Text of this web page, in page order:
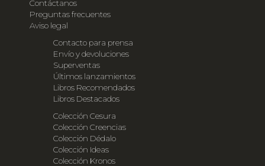
Contáctanos
Preguntas frecuentes
Aviso legal
Contacto para prensa
Envío y devoluciones
Superventas
Últimos lanzamientos
Libros Recomendados
Libros Destacados
Colección Cesura
Colección Creencias
Colección Dédalo
Colección Ideas
Colección Kronos